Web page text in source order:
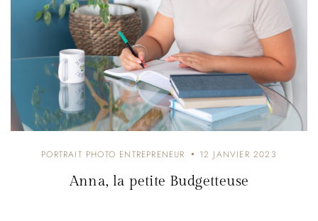
PORTRAIT PHOTO ENTREPRENEUR 12 JANVIER 2023
Anna, la petite Budgetteuse